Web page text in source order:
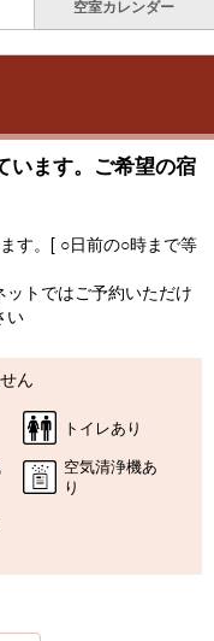
空室カレンダー
います。ご希望の宿
す。[ ○日前の○時まで等
トではご予約いただけ
い
ん
トイレあり
空気清浄機あ
り